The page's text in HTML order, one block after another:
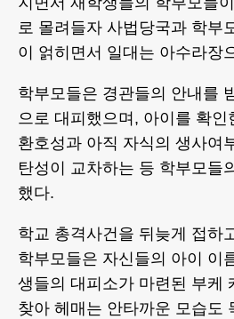
로 몰려들자 사법당국과 학부
이 얽히면서 일대는 아수라장
학부모들은 경관들의 안내를
으로 대피했으며, 아이를 확인
환호성과 아직 자식의 생사여
탄성이 교차하는 등 학부모들
했다.
학교 총격사건을 뒤늦게 접하
학부모들은 자신들의 아이 이
생들의 대피소가 마련된 부케
찾아 헤매는 안타까운 모습도